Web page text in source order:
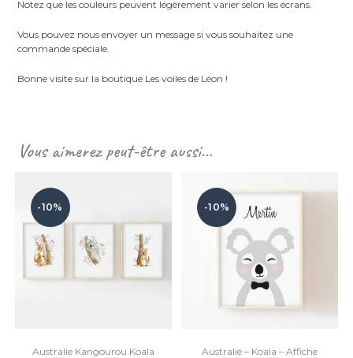
Notez que les couleurs peuvent légèrement varier selon les écrans.
Vous pouvez nous envoyer un message si vous souhaitez une
commande spéciale.
Bonne visite sur la boutique Les voiles de Léon !
Vous aimerez peut-être aussi…
-10%
Australie Kangourou Koala
-10%
Australie – Koala – Affiche